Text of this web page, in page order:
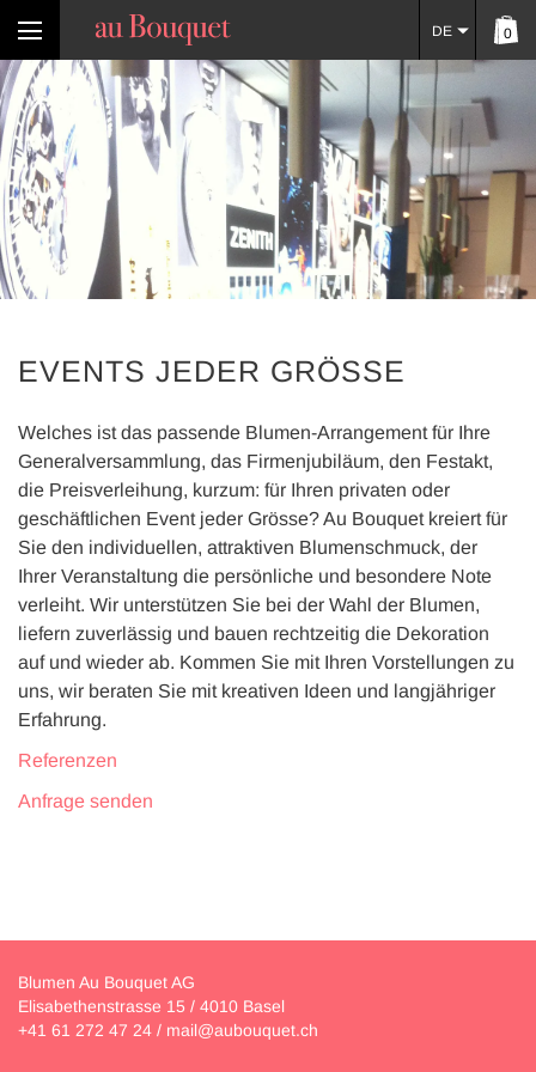
DE 0
EVENTS JEDER GRÖSSE
Welches ist das passende Blumen-Arrangement für Ihre
Generalversammlung, das Firmenjubiläum, den Festakt,
die Preisverleihung, kurzum: für Ihren privaten oder
geschäftlichen Event jeder Grösse? Au Bouquet kreiert für
Sie den individuellen, attraktiven Blumenschmuck, der
Ihrer Veranstaltung die persönliche und besondere Note
verleiht. Wir unterstützen Sie bei der Wahl der Blumen,
liefern zuverlässig und bauen rechtzeitig die Dekoration
auf und wieder ab. Kommen Sie mit Ihren Vorstellungen zu
uns, wir beraten Sie mit kreativen Ideen und langjähriger
Erfahrung.
Referenzen
Anfrage senden
Blumen Au Bouquet AG
Elisabethenstrasse 15 / 4010 Basel
+41 61 272 47 24 / mail@aubouquet.ch